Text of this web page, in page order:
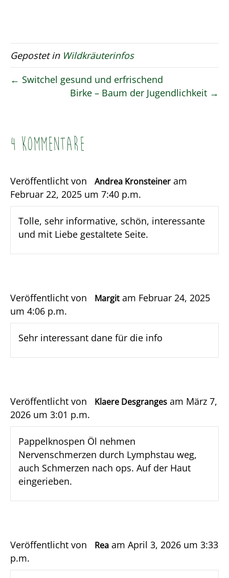
Gepostet in Wildkräuterinfos
← Switchel gesund und erfrischend
Birke – Baum der Jugendlichkeit →
4 Kommentare
Veröffentlicht von Andrea Kronsteiner am
Februar 22, 2025 um 7:40 p.m.
Tolle, sehr informative, schön, interessante
und mit Liebe gestaltete Seite.
Veröffentlicht von Margit am Februar 24, 2025
um 4:06 p.m.
Sehr interessant dane für die info
Veröffentlicht von Klaere Desgranges am März 7,
2026 um 3:01 p.m.
Pappelknospen Öl nehmen
Nervenschmerzen durch Lymphstau weg,
auch Schmerzen nach ops. Auf der Haut
eingerieben.
Veröffentlicht von Rea am April 3, 2026 um 3:33
p.m.